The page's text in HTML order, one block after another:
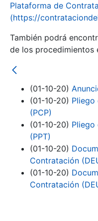
Erakutsi/Ezkutatu
Plataforma de
(https://
También podrá
de los procedimientos
(01-10-20)
(01-10-20) Pliego
(PCP)
(01-10-20) Pliego
(PPT)
(01-10-20)
Contratación
(01-10-20)
Contratación